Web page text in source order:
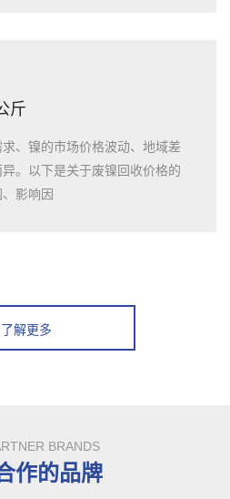
斤
、镍的市场价格波动、地域差
。以下是关于废镍回收价格的
影响因
了解更多
BRANDS
作的品牌